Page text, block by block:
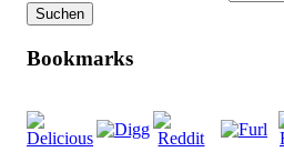
Bookmarks